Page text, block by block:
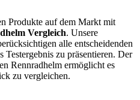
Produkte auf dem Markt mit
Vergleich. Unsere
alle entscheidenden
zu präsentieren. Der
Rennradhelm ermöglicht es
zu vergleichen.